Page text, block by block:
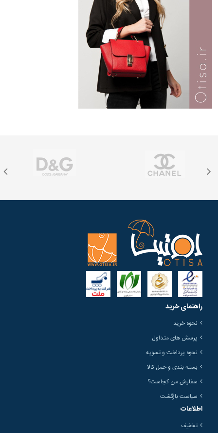
راهنمای خرید
نحوه خرید
پرسش های متداول
نحوه پرداخت و تسویه
بسته بندی و حمل کالا
سفارش من کجاست؟
سیاست بازگشت
اطلاعات
تخفیف